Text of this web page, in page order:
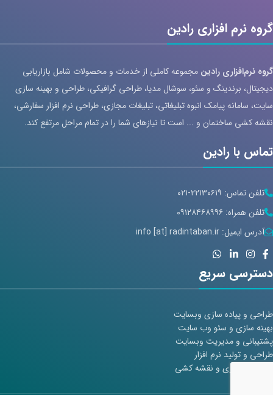
گروه نرم افزاری رادین
گروه نرم‌افزاری رادین مجموعه کاملی از خدمات و محصولات شامل بازاریابی
دیجیتال، برندینگ و سئو، سوشال مدیا، طراحی گرافیکی، طراحی و بهینه سازی
سایت، سامانه پیامک انبوه تبلیغاتی، تبلیغات مجازی، طراحی نرم افزار سفارشی،
نقشه کشی ساختمان و ... است تا نیازهای شما را در تمام مراحل مرتفع کند.
تماس با رادین
تلفن تماس: ۲۲۱۳۰۶۱۹-۰۲۱
تلفن همراه: ۰۹۱۲۸۴۶۸۹۹۶
آدرس ایمیل: info [at] radintaban.ir
دسترسی سریع
طراحی و پیاده سازی وبسایت
بهینه سازی و سئو وب سایت
پشتیبانی و مدیریت وبسایت
طراحی و تولید نرم افزار
طراحی معماری و نقشه کشی